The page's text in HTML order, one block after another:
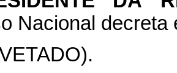
Nacional